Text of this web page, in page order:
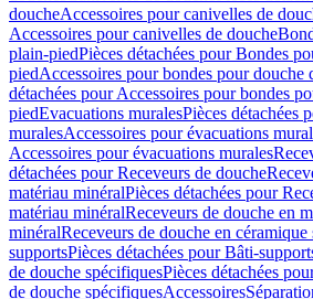
doucheAccessoires pour canivelles de
Accessoires pour canivelles de douche
plain-piedPièces détachées pour Bondes
piedAccessoires pour bondes pour douche
détachées pour Accessoires pour bondes
piedEvacuations muralesPièces détachées
muralesAccessoires pour évacuations
Accessoires pour évacuations murales
détachées pour Receveurs de douche
matériau minéralPièces détachées pour
matériau minéralReceveurs de douche en
minéralReceveurs de douche en céramique
supportsPièces détachées pour Bâti-
de douche spécifiquesPièces détachées
de douche spécifiquesAccessoires